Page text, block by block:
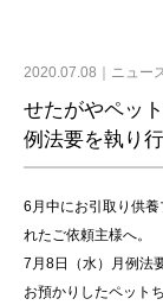
2020.07.08 ニュー
せたがやペッ
例法要を執り
6月中にお引取り供
れたご依頼主様へ。
7月8日（水）月例法
お預かりしたペット